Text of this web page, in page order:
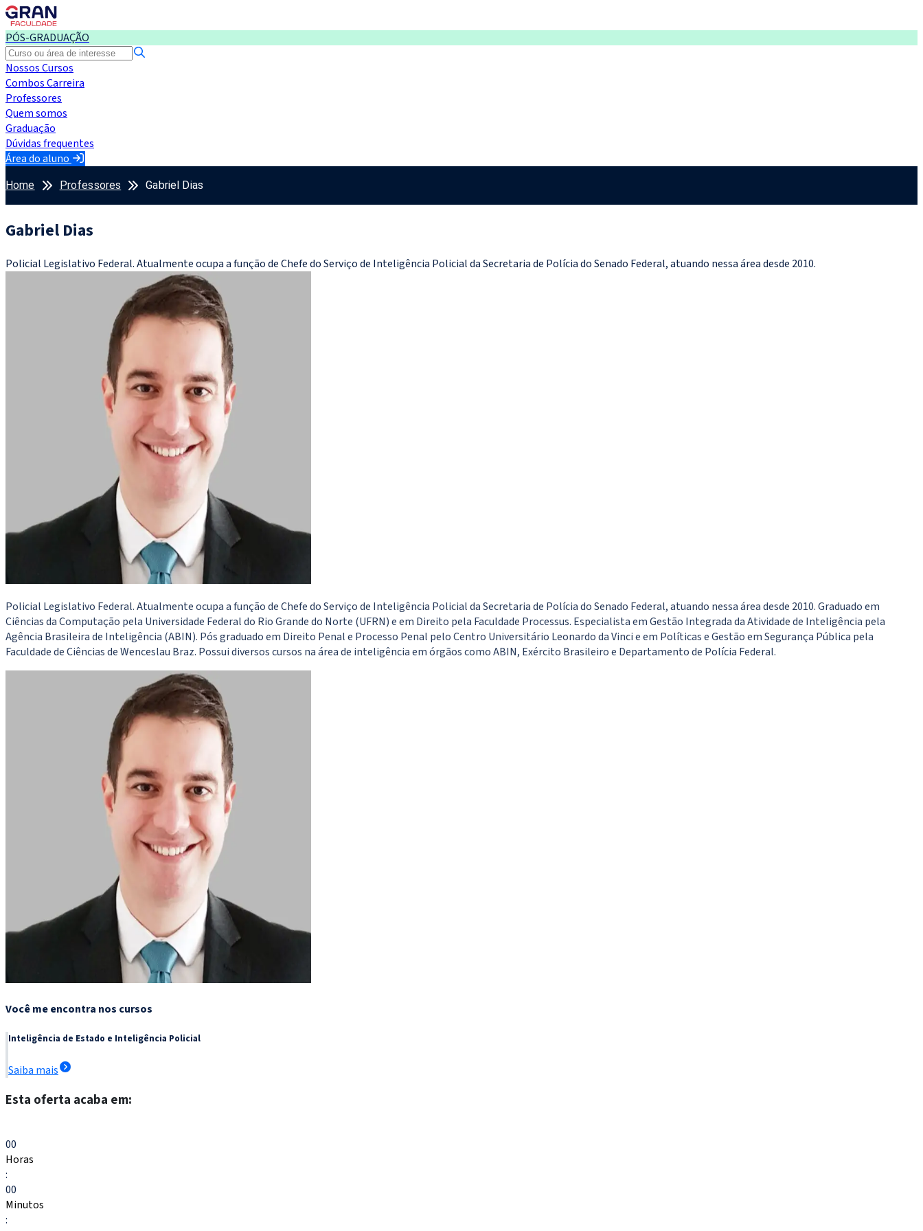
PÓS-GRADUAÇÃO
Nossos Cursos
Combos Carreira
Professores
Quem somos
Graduação
Dúvidas frequentes
Área do aluno
Home Professores Gabriel Dias
Gabriel Dias
Policial Legislativo Federal. Atualmente ocupa a função de Chefe do Serviço de Inteligência Policial da Secretaria de Polícia do Senado Federal, atuando nessa área desde 2010.
Policial Legislativo Federal. Atualmente ocupa a função de Chefe do Serviço de Inteligência Policial da Secretaria de Polícia do Senado Federal, atuando nessa área desde 2010. Graduado em
Ciências da Computação pela Universidade Federal do Rio Grande do Norte (UFRN) e em Direito pela Faculdade Processus. Especialista em Gestão Integrada da Atividade de Inteligência pela
Agência Brasileira de Inteligência (ABIN). Pós graduado em Direito Penal e Processo Penal pelo Centro Universitário Leonardo da Vinci e em Políticas e Gestão em Segurança Pública pela
Faculdade de Ciências de Wenceslau Braz. Possui diversos cursos na área de inteligência em órgãos como ABIN, Exército Brasileiro e Departamento de Polícia Federal.
Você me encontra nos cursos
Inteligência de Estado e Inteligência Policial
Saiba mais
Esta oferta acaba em:
00
Horas
:
00
Minutos
: